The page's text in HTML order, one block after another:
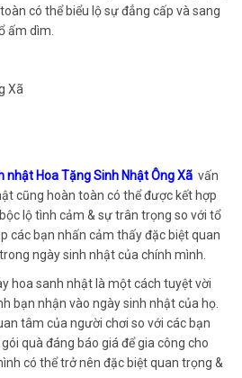
có thể biểu lộ sự đẳng cấp và sang
ấm dìm.
nhật Hoa Tặng Sinh Nhật Ông Xã vấn
cũng hoàn toàn có thể được kết hợp
lộ tình cảm & sự trân trọng so với tổ
các bạn nhấn cảm thấy đặc biệt quan
ngày sinh nhật của chính mình.
hoa sanh nhật là một cách tuyệt vời
bạn nhận vào ngày sinh nhật của họ.
tâm của người chơi so với các bạn
quà đáng báo giá để gia công cho
có thể trở nên đặc biệt quan trọng &